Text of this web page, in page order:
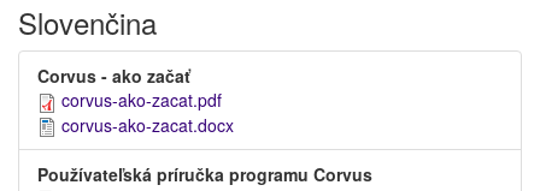
Slovenčina
Corvus - ako začať
corvus-ako-zacat.pdf
corvus-ako-zacat.docx
Používateľská príručka programu Corvus